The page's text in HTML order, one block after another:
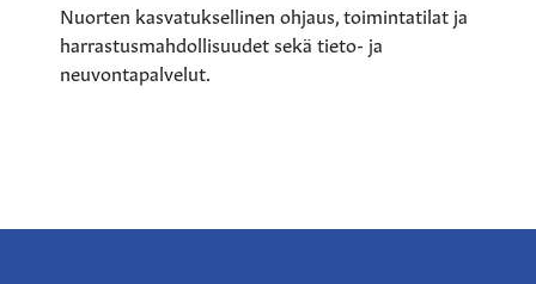
Nuorten kasvatuksellinen ohjaus, toimintatilat ja
harrastusmahdollisuudet sekä tieto- ja
neuvontapalvelut.